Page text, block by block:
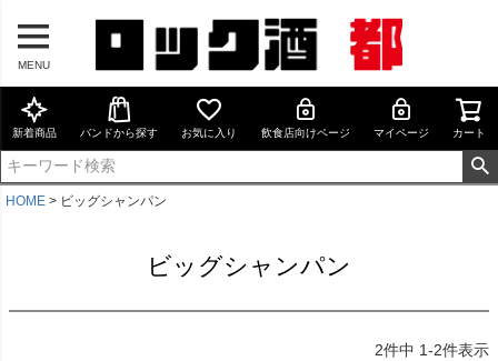
MENU
新着商品 バンドから探す お気に入り 飲食店向けページ マイページ カート
HOME ビッグシャンパン
ビッグシャンパン
2件中 1-2件表示